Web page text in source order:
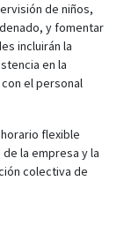
de niños,
y fomentar
incluirán la
en la
el personal
flexible
la empresa y la
colectiva de